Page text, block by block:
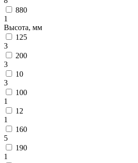
880
1
Высота, мм
125
3
200
3
10
3
100
1
12
1
160
5
190
1